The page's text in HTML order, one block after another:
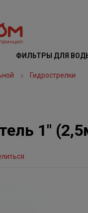
ФИЛЬТРЫ ДЛЯ
Гидрострелки
1"